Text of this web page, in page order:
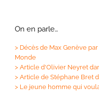
On en parle…
> Décès de Max Genève
Monde
> Article d'Olivier Neyret
> Article de Stéphane Bret
> Le jeune homme qui